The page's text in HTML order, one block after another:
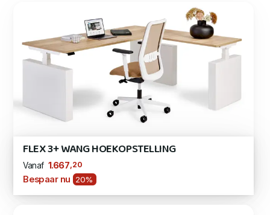
FLEX 3+ WANG HOEKOPSTELLING
Vanaf 1.667 ,20
Bespaar nu 20%